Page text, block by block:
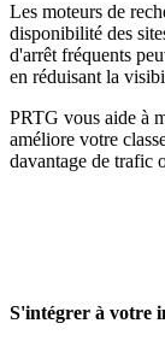
Les moteurs de
disponibilité des
d'arrêt fréquents
en réduisant la
PRTG vous aide à
améliore votre
davantage de trafic
S'intégrer à votre